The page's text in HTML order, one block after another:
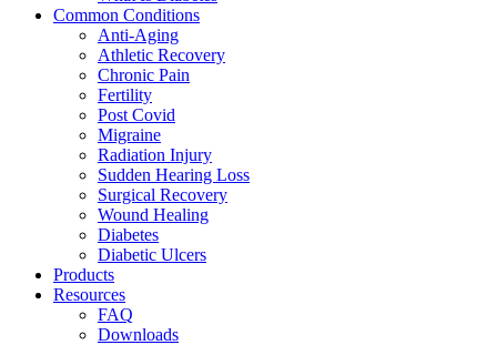
Common Conditions
Anti-Aging
Athletic Recovery
Chronic Pain
Fertility
Post Covid
Migraine
Radiation Injury
Sudden Hearing Loss
Surgical Recovery
Wound Healing
Diabetes
Diabetic Ulcers
Products
Resources
FAQ
Downloads